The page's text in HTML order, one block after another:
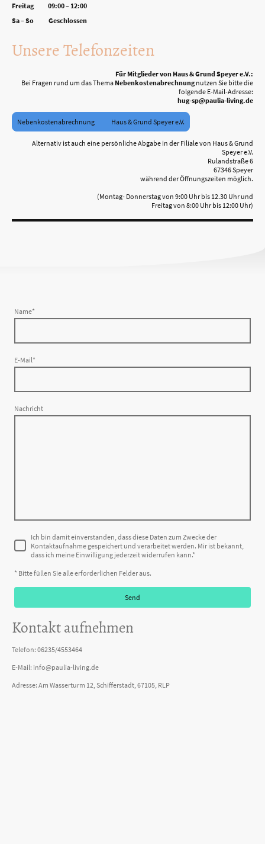
Freitag
09:00 – 12:00
Sa – So
Geschlossen
Unsere Telefonzeiten
Für Mitglieder von Haus & Grund Speyer e.V.:
Bei Fragen rund um das Thema Nebenkostenabrechnungnutzen Sie bitte die
folgende E-Mail-Adresse:
hug-sp@paulia-living.de
Nebenkostenabrechnung Haus & Grund Speyer e.V.
Alternativ ist auch eine persönliche Abgabe in der Filiale von Haus & Grund
Speyer e.V.
Rulandstraße 6
67346 Speyer
während der Öffnungszeiten möglich.
(Montag- Donnerstag von 9:00 Uhr bis 12.30 Uhr und
Freitag von 8:00 Uhr bis 12:00 Uhr)
Name*
E-Mail*
Nachricht
Ich bin damit einverstanden, dass diese Daten zum Zwecke der
Kontaktaufnahme gespeichert und verarbeitet werden. Mir ist bekannt,
dass ich meine Einwilligung jederzeit widerrufen kann.*
* Bitte füllen Sie alle erforderlichen Felder aus.
Send
Kontakt aufnehmen
Telefon: 06235/4553464
E-Mail: info@paulia-living.de
Adresse: Am Wasserturm 12, Schifferstadt, 67105, RLP